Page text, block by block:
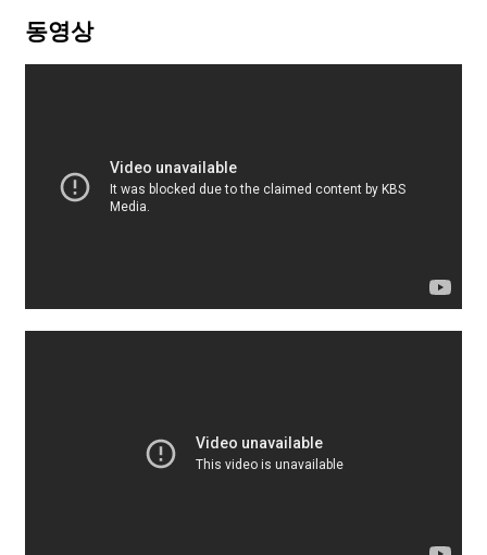
동영상